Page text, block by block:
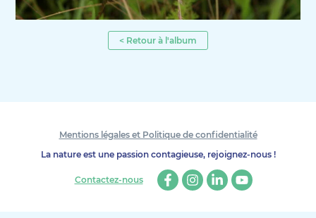
< Retour à l'album
Mentions légales et Politique de confidentialité
La nature est une passion contagieuse, rejoignez-nous !
Contactez-nous FacebookInstagram
LinkedinYoutube